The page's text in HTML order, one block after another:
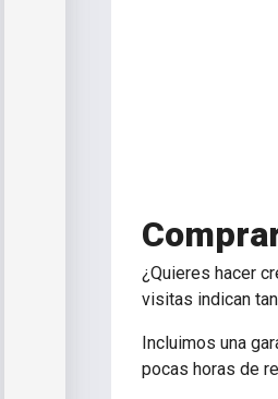
¿Quieres hacer
visitas indican
Incluimos una
pocas horas de